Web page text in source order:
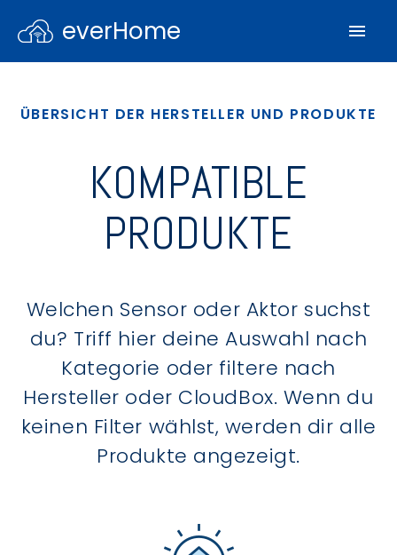
everHome
ÜBERSICHT DER HERSTELLER UND PRODUKTE
KOMPATIBLE
PRODUKTE
Welchen Sensor oder Aktor suchst
du? Triff hier deine Auswahl nach
Kategorie oder filtere nach
Hersteller oder CloudBox. Wenn du
keinen Filter wählst, werden dir alle
Produkte angezeigt.